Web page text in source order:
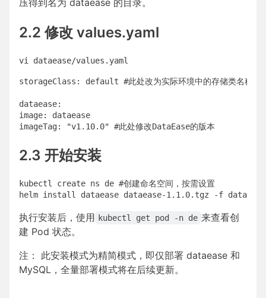
2.2 修改 values.yaml
storageClass: default #此处改为实际环境中的存储类名称
dataease:
image: dataease
2.3 开始安装
kubectl create ns de #创建命名空间，按需设置
执行安装后，使用 kubectl get pod -n de 来查看创
建 Pod 状态。
注： 此安装模式为精简模式，即仅部署 dataease 和
MySQL，全量部署模式将在后续更新。